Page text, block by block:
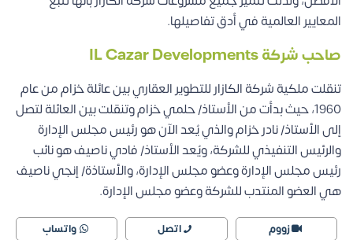
المعايير العالمية في أدق تفاصيلها.
صاحب شركة IL Cazar Developments
تنقلت ملكية شركة الكازار للتطوير العقاري بين عائلة خزام من عام
1960، حيث بدأت من الأستاذ/ حلمي خزام وتنقلت بين العائلة لتصل
إلى الأستاذ/ نادر خزام والذي يُعد الآن هو رئيس مجلس الإدارة
والرئيس التنفيذي للشركة، ويُعد الأستاذ/ فادي ناصيف هو نائب
رئيس مجلس الإدارة وعضو مجلس الإدارة، والأستاذة/ إنجي ناصيف
هي العضو المنتدب للشركة وعضو مجلس الإدارة.
زووم اتصل واتساب